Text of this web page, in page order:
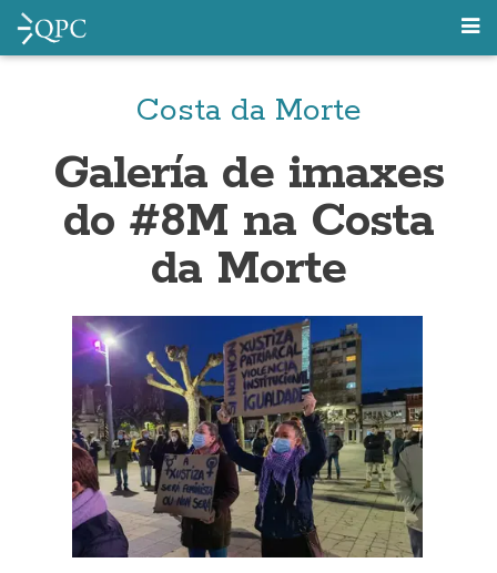
Costa da Morte
Galería de imaxes
do #8M na Costa
da Morte